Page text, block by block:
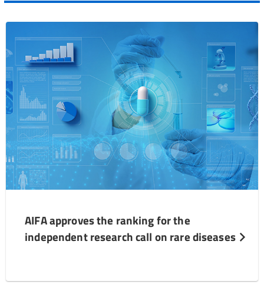
AIFA approves the ranking for the
independent research call on rare diseases